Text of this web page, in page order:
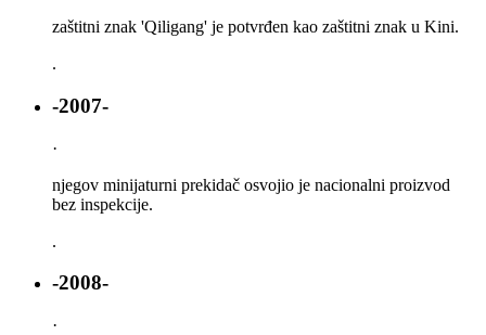
zaštitni znak 'Qiligang' je potvrđen kao zaštitni znak u Kini.
.
-2007-
·
njegov minijaturni prekidač osvojio je nacionalni proizvod
bez inspekcije.
.
-2008-
·